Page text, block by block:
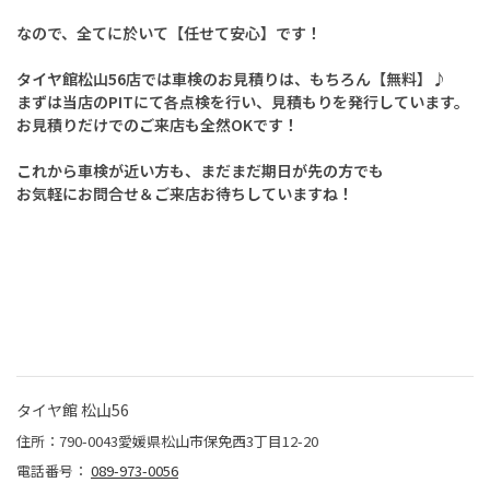
なので、全てに於いて【任せて安心】です！
タイヤ館松山56店では車検のお見積りは、もちろん【無料】♪
まずは当店のPITにて各点検を行い、見積もりを発行しています。
お見積りだけでのご来店も全然OKです！
これから車検が近い方も、まだまだ期日が先の方でも
お気軽にお問合せ＆ご来店お待ちしていますね！
タイヤ館 松山56
住所：790-0043愛媛県松山市保免西3丁目12-20
電話番号： 089-973-0056